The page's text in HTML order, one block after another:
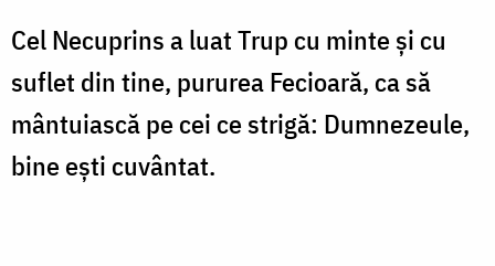
Cel Necuprins a luat Trup cu minte şi cu
suflet din tine, pururea Fecioară, ca să
mântuiască pe cei ce strigă: Dumnezeule,
bine eşti cuvântat.